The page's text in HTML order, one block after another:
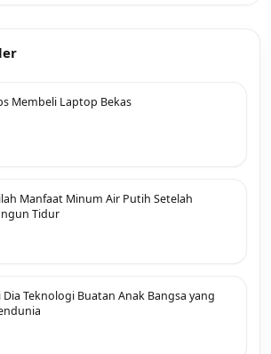
Membeli Laptop Bekas
Manfaat Minum Air Putih Setelah
Tidur
Dia Teknologi Buatan Anak Bangsa yang